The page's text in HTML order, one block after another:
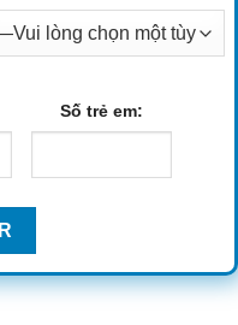
Số trẻ em: